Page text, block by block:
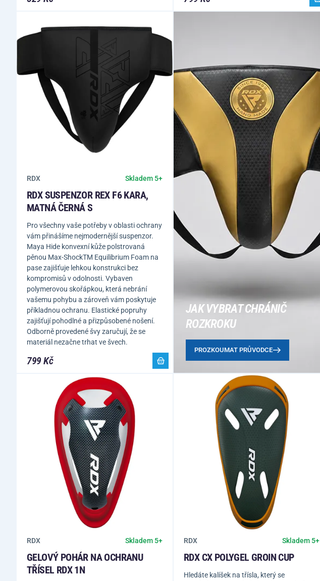
RDX Skladem 5+
RDX SUSPENZOR REX F6 KARA,
MATNÁ ČERNÁ S
Pro všechny vaše potřeby v oblasti ochrany
vám přinášíme nejmodernější suspenzor.
Maya Hide konvexní kůže polstrovaná
pěnou Max-ShockTM Equilibrium Foam na
pase zajišťuje lehkou konstrukci bez
kompromisů v odolnosti. Vybaven
polymerovou skořápkou, která nebrání
vašemu pohybu a zároveň vám poskytuje
příkladnou ochranu. Elastické popruhy
zajišťují pohodlné a přizpůsobené nošení.
Odborně provedené švy zaručují, že se
materiál nezačne trhat ve švech.
799 Kč
JAK VYBRAT CHRÁNIČ
ROZKROKU
PROZKOUMAT PRŮVODCE
RDX Skladem 5+
GELOVÝ POHÁR NA OCHRANU
TŘÍSEL RDX 1N
RDX Skladem 5+
RDX CX POLYGEL GROIN CUP
Hledáte kalíšek na třísla, který se